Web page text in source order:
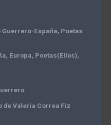
Guerrero-España, Poetas
, Europa, Poetas(Ellos),
de Valeria Correa Fiz